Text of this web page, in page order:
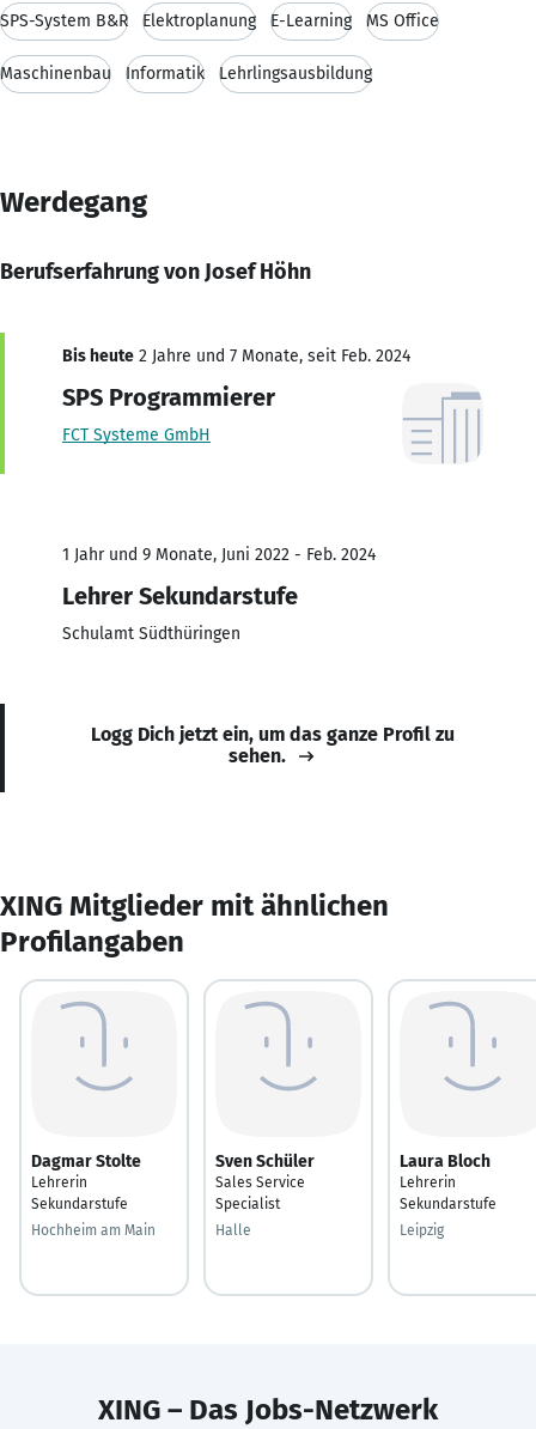
SPS-System B&R Elektroplanung E-Learning MS Office
Maschinenbau Informatik Lehrlingsausbildung
Werdegang
Berufserfahrung von Josef Höhn
Bis heute 2 Jahre und 7 Monate, seit Feb. 2024
SPS Programmierer
FCT Systeme GmbH
1 Jahr und 9 Monate, Juni 2022 - Feb. 2024
Lehrer Sekundarstufe
Schulamt Südthüringen
Logg Dich jetzt ein, um das ganze Profil zu
sehen.
XING Mitglieder mit ähnlichen
Profilangaben
Dagmar Stolte
Lehrerin
Sekundarstufe
Hochheim am Main
Sven Schüler
Sales Service
Specialist
Halle
Laura Bloch
Lehrerin
Sekundarstufe
Leipzig
XING – Das Jobs-Netzwerk